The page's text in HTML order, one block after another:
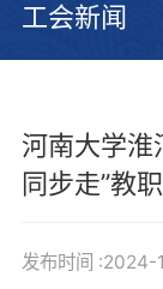
工会新闻
河南大学淮
同步走”教
发布时间 :2024-